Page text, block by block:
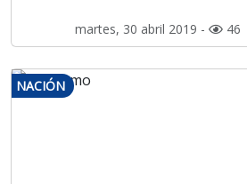
martes, 30 abril 2019 - 46
NACIÓN